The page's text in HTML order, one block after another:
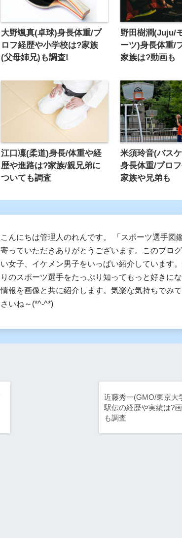
大野颯真(卓球)身長体重/プ
ロフ経歴や小学校は?家族
(父母姉兄)も調査!
野田樹潤(Juju/
ーツ)身長体重/
家族は?動画も
江口凜(柔道)身長/体重や経
歴や進路は?家族/親兄弟に
ついても調査
米須玲音(バス
身長体重/プロ
家族や兄弟も
こんにちは管理人のれんです。 「スポーツ選手図
寄っていただきありがとうございます。このブロ
い女子、イケメン男子をいっぱい紹介しています
りのスポーツ選手をたっぷり知ってもっと好きに
情報を画像と共に紹介します。気楽な気持ちでみ
さいね～(*^-^*)
近藤秀一(GMO/東京大
駅伝の経歴や実績は?
も調査